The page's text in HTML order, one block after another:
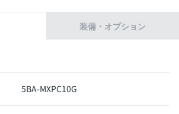
装備・オプション
5BA-MXPC10G